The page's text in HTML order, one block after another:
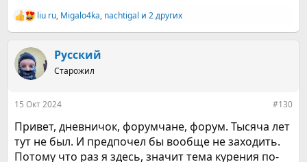
Р
е
к
ц
и
liu ru, Migalo4ka, nachtigal и 2 других
Русский
Старожил
15 Окт 2024 #130
Привет, дневничок, форумчане, форум. Тысяча лет
тут не был. И предпочел бы вообще не заходить.
Потому что раз я здесь, значит тема курения по-